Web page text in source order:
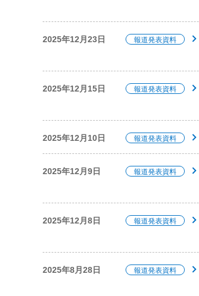
2025年12月23日 報道発表資料
2025年12月15日 報道発表資料
2025年12月10日 報道発表資料
2025年12月9日 報道発表資料
2025年12月8日 報道発表資料
2025年8月28日 報道発表資料